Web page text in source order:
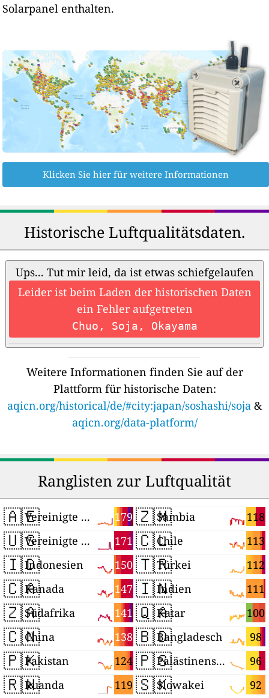
Solarpanel enthalten.
Klicken Sie hier für weitere Informationen
Historische Luftqualitätsdaten.
Ups... Tut mir leid, da ist etwas schiefgelaufen
Leider ist beim Laden der historischen Daten
ein Fehler aufgetreten
Chuo, Soja, Okayama
Weitere Informationen finden Sie auf der
Plattform für historische Daten:
aqicn.org/historical/de/#city:japan/soshashi/soja &
aqicn.org/data-platform/
Ranglisten zur Luftqualität
🇦🇪 179
Vereinigte Arabische Emirate
🇺🇸 171
Vereinigte Staaten
🇮🇩 150
Indonesien
🇨🇦 147
Kanada
🇿🇦 141
Südafrika
🇨🇳 138
China
🇵🇰 124
Pakistan
🇷🇼 119
Ruanda
🇿🇲 118
Sambia
🇨🇱 113
Chile
🇹🇷 112
Türkei
🇮🇳 111
Indien
🇶🇦 100
Katar
🇧🇩 98
Bangladesch
🇵🇸 96
Palästinensische Autonomiegebiete
🇸🇰 92
Slowakei